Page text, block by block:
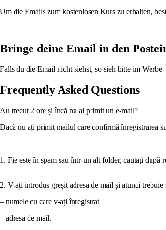
Um die Emails zum kostenlosen Kurs zu erhalten,
Bringe deine Email in den
Falls du die Email nicht siehst, so sieh bitte im
Frequently Asked Questions
Au trecut 2 ore și încă nu ai primit un e-mail?
Dacă nu ați primit mailul care confirmă înregistrarea
1. Fie este în spam sau într-un alt folder, cautați după
2. V-ați introdus greșit adresa de mail și atunci trebuie
– numele cu care v-ați înregistrat
– adresa de mail.